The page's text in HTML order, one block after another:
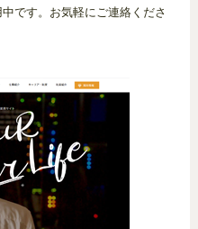
です。お気軽にご連絡くださ